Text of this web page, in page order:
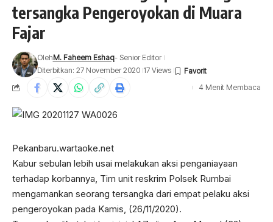
tersangka Pengeroyokan di Muara
Fajar
OlehM. Faheem Eshaq- Senior Editor
Diterbitkan: 27 November 2020 17 Views
4 Menit Membaca
Pekanbaru.wartaoke.net
Kabur sebulan lebih usai melakukan aksi penganiayaan
terhadap korbannya, Tim unit reskrim Polsek Rumbai
mengamankan seorang tersangka dari empat pelaku aksi
pengeroyokan pada Kamis, (26/11/2020).